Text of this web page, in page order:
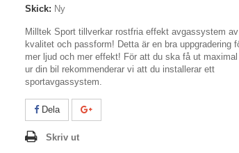
Skick: Ny
Milltek Sport tillverkar rostfria effekt avgassystem
kvalitet och passform! Detta är en bra uppgradering
mer ljud och mer effekt! För att du ska få ut
ur din bil rekommenderar vi att du installerar ett
sportavgassystem.
Dela
Skriv ut